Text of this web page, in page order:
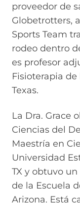
proveedor de
Globetrotters,
Sports Team
rodeo dentro
es profesor
Fisioterapia
Texas.
La Dra. Grace
Ciencias del
Maestría en
Universidad
TX y obtuvo
de la Escuela
Arizona. Está